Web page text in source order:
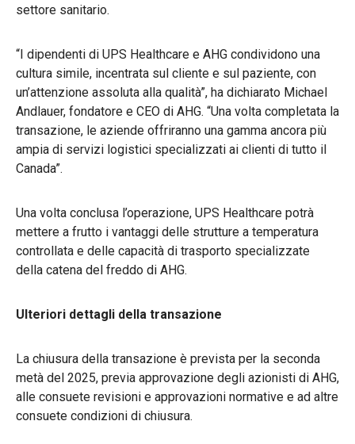
settore sanitario.
“I dipendenti di UPS Healthcare e AHG condividono una
cultura simile, incentrata sul cliente e sul paziente, con
un’attenzione assoluta alla qualità”, ha dichiarato Michael
Andlauer, fondatore e CEO di AHG. “Una volta completata la
transazione, le aziende offriranno una gamma ancora più
ampia di servizi logistici specializzati ai clienti di tutto il
Canada”.
Una volta conclusa l’operazione, UPS Healthcare potrà
mettere a frutto i vantaggi delle strutture a temperatura
controllata e delle capacità di trasporto specializzate
della catena del freddo di AHG.
Ulteriori dettagli della transazione
La chiusura della transazione è prevista per la seconda
metà del 2025, previa approvazione degli azionisti di AHG,
alle consuete revisioni e approvazioni normative e ad altre
consuete condizioni di chiusura.